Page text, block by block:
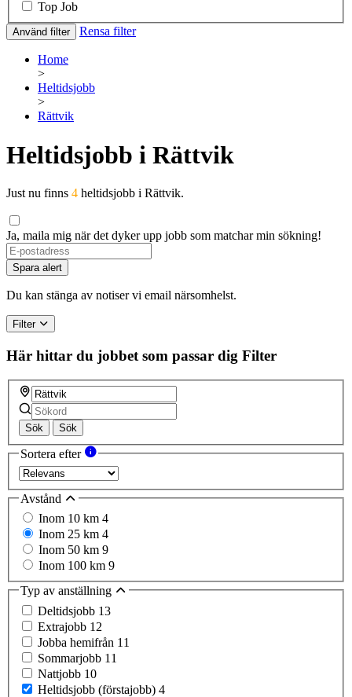
Top Job
Använd filter Rensa filter
Home
>
Heltidsjobb
>
Rättvik
Heltidsjobb i Rättvik
Just nu finns 4 heltidsjobb i Rättvik.
Ja, maila mig när det dyker upp jobb som matchar min sökning!
If
you
are
a
ignore
this
field
Spara alert
Du kan stänga av notiser vi email närsomhelst.
Filter
Här hittar du jobbet som passar dig Filter
Sök Sök
Sortera efter
Avstånd
Inom 10 km 4
Inom 25 km 4
Inom 50 km 9
Inom 100 km 9
Typ av anställning
Deltidsjobb 13
Extrajobb 12
Jobba hemifrån 11
Sommarjobb 11
Nattjobb 10
Heltidsjobb (förstajobb) 4